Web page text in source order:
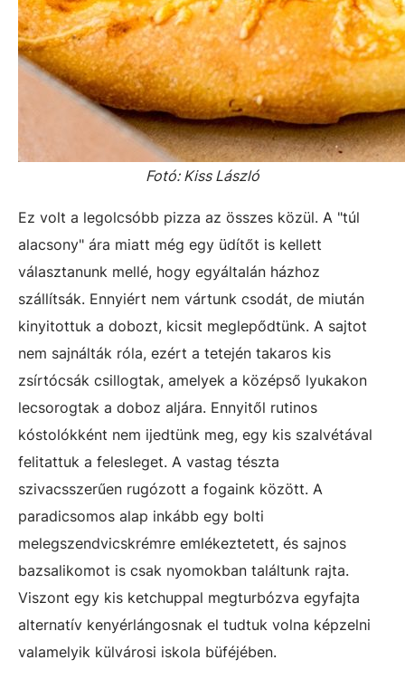
Fotó: Kiss László
Ez volt a legolcsóbb pizza az összes közül. A "túl
alacsony" ára miatt még egy üdítőt is kellett
választanunk mellé, hogy egyáltalán házhoz
szállítsák. Ennyiért nem vártunk csodát, de miután
kinyitottuk a dobozt, kicsit meglepődtünk. A sajtot
nem sajnálták róla, ezért a tetején takaros kis
zsírtócsák csillogtak, amelyek a középső lyukakon
lecsorogtak a doboz aljára. Ennyitől rutinos
kóstolókként nem ijedtünk meg, egy kis szalvétával
felitattuk a felesleget. A vastag tészta
szivacsszerűen rugózott a fogaink között. A
paradicsomos alap inkább egy bolti
melegszendvicskrémre emlékeztetett, és sajnos
bazsalikomot is csak nyomokban találtunk rajta.
Viszont egy kis ketchuppal megturbózva egyfajta
alternatív kenyérlángosnak el tudtuk volna képzelni
valamelyik külvárosi iskola büféjében.